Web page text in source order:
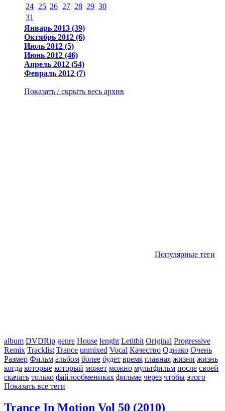
24 25 26 27 28 29 30
31
Январь 2013 (39)
Октябрь 2012 (6)
Июль 2012 (5)
Июнь 2012 (46)
Апрель 2012 (54)
Февраль 2012 (7)
Показать / скрыть весь архив
Популярные теги
album DVDRip genre House lenght Letitbit Original Progressive
Remix Tracklist Trance unmixed Vocal Качество Однако Очень
Размер Фильм альбом более будет время главная жизни жизнь
когда которые который может можно мультфильм после своей
скачать только файлообмениках фильме через чтобы этого
Показать все теги
Trance In Motion Vol 50 (2010)